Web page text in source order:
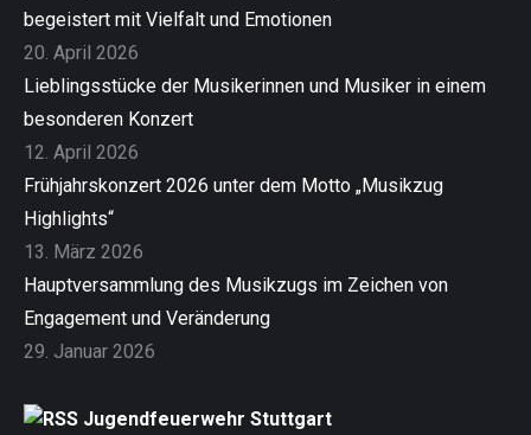
begeistert mit Vielfalt und Emotionen
20. April 2026
Lieblingsstücke der Musikerinnen und Musiker in einem
besonderen Konzert
12. April 2026
Frühjahrskonzert 2026 unter dem Motto „Musikzug
Highlights“
13. März 2026
Hauptversammlung des Musikzugs im Zeichen von
Engagement und Veränderung
29. Januar 2026
Jugendfeuerwehr Stuttgart